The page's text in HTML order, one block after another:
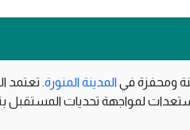
ومحفزة في المدينة المنورة. تعتمد
لمواجهة تحديات المستقبل